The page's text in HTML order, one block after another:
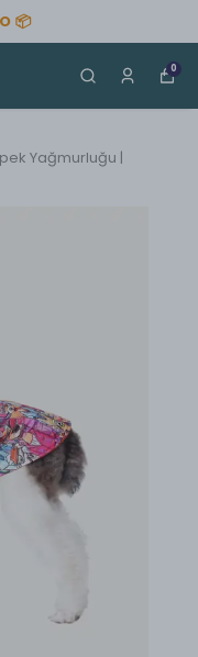
📦
0
Yağmurluğu |